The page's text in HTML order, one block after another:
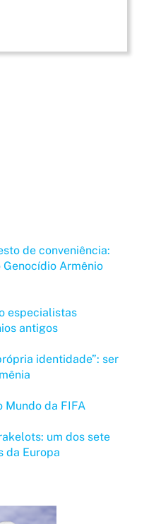
de conveniência:
Genocídio Armênio
especialistas
antigos
identidade”: ser
Mundo da FIFA
um dos sete
da Europa